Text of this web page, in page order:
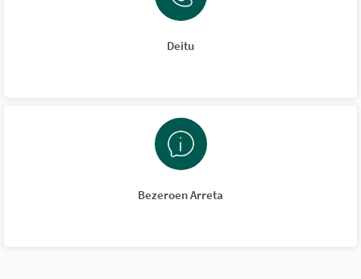
Deitu
Bezeroen Arreta